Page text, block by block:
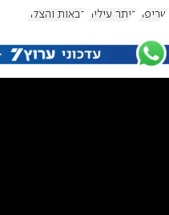
שריפה ביתר עילית כבאות והצלה